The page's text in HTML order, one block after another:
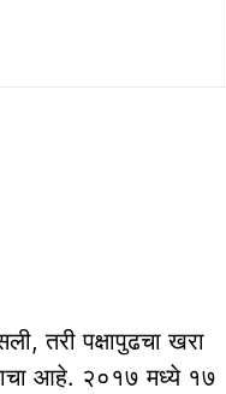
तरी पक्षापुढचा खरा
आहे. २०१७ मध्ये १७